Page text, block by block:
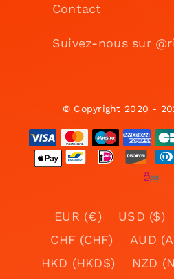
Contact
Suivez-nous sur
© Copyright 2020 -
EUR (€) USD ($)
CHF (CHF)
AUD
HKD (HKD$)
NZD